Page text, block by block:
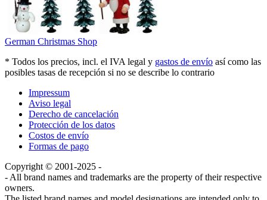
German Christmas Shop
* Todos los precios, incl. el IVA legal y gastos de envío así como las
posibles tasas de recepción si no se describe lo contrario
Impressum
Aviso legal
Derecho de cancelación
Protección de los datos
Costos de envío
Formas de pago
Copyright © 2001-2025 -
- All brand names and trademarks are the property of their respective
owners.